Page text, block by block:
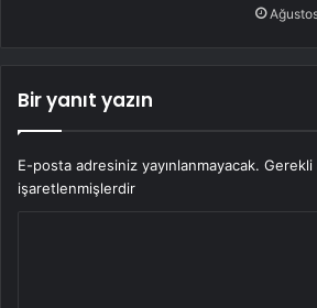
Bir yanıt yazın
E-posta adresiniz yayınlanmayacak. Gerekli
işaretlenmişlerdir